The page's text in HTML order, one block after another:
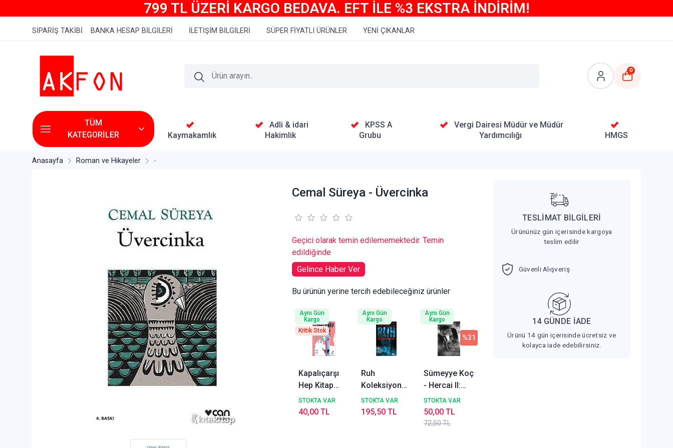
799 TL ÜZERİ KARGO BEDAVA. EFT İLE %3 EKSTRA İNDİRİM!
SİPARİŞ TAKİBİ BANKA HESAP BİLGİLERİ İLETİŞİM BİLGİLERİ SÜPER FİYATLI ÜRÜNLER YENİ ÇIKANLAR
0
TÜM
KATEGORİLER
Kaymakamlık
Adli & idari
Hakimlik
KPSS A
Grubu
Vergi Dairesi Müdür ve Müdür
Yardımcılığı
HMGS
Anasayfa Roman ve Hikayeler -
Cemal Süreya - Üvercinka
Geçici olarak temin edilememektedir. Temin
edildiğinde
Gelince Haber Ver
Bu ürünün yerine tercih edebileceğiniz ürünler
Kapalıçarşı
Hep Kitap
Fuat Sevimay
STOKTA VAR
40,00 TL
Aynı Gün
Kargo
Kritik Stok
Ruh
Koleksiyoncusu
Doğan Kitap
Tess
STOKTA VAR
195,50 TL
Aynı Gün
Kargo
Sümeyye Koç
- Hercai II:
Meftun
STOKTA VAR
72,50 TL
%31
50,00 TL
Aynı Gün
Kargo
TESLİMAT BİLGİLERİ
Ürününüz gün içerisinde kargoya
teslim edilir
Güvenli Alışveriş
14 GÜNDE İADE
Ürünü 14 gün içerisinde ücretsiz ve
kolayca iade edebilirsiniz.